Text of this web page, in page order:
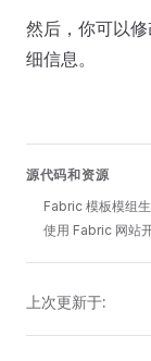
然后，你可以
细信息。
源代码和资源
Fabric 模板模组
使用 Fabric 网站
上次更新于: